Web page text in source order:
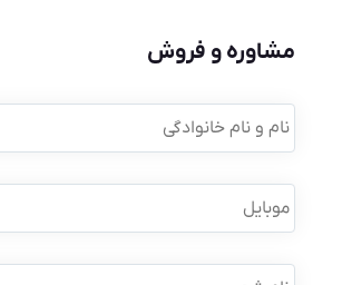
مشاوره و فروش
نام
و
نام
موبایل *
نام